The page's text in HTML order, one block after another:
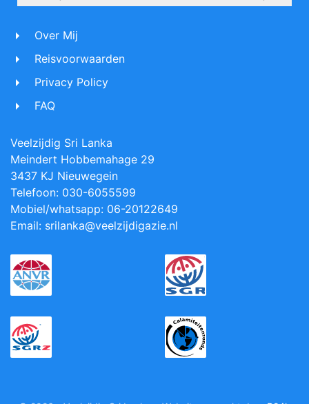
Over Mij
Reisvoorwaarden
Privacy Policy
FAQ
Veelzijdig Sri Lanka
Meindert Hobbemahage 29
3437 KJ Nieuwegein
Telefoon: 030-6055599
Mobiel/whatsapp: 06-20122649
Email: srilanka@veelzijdigazie.nl